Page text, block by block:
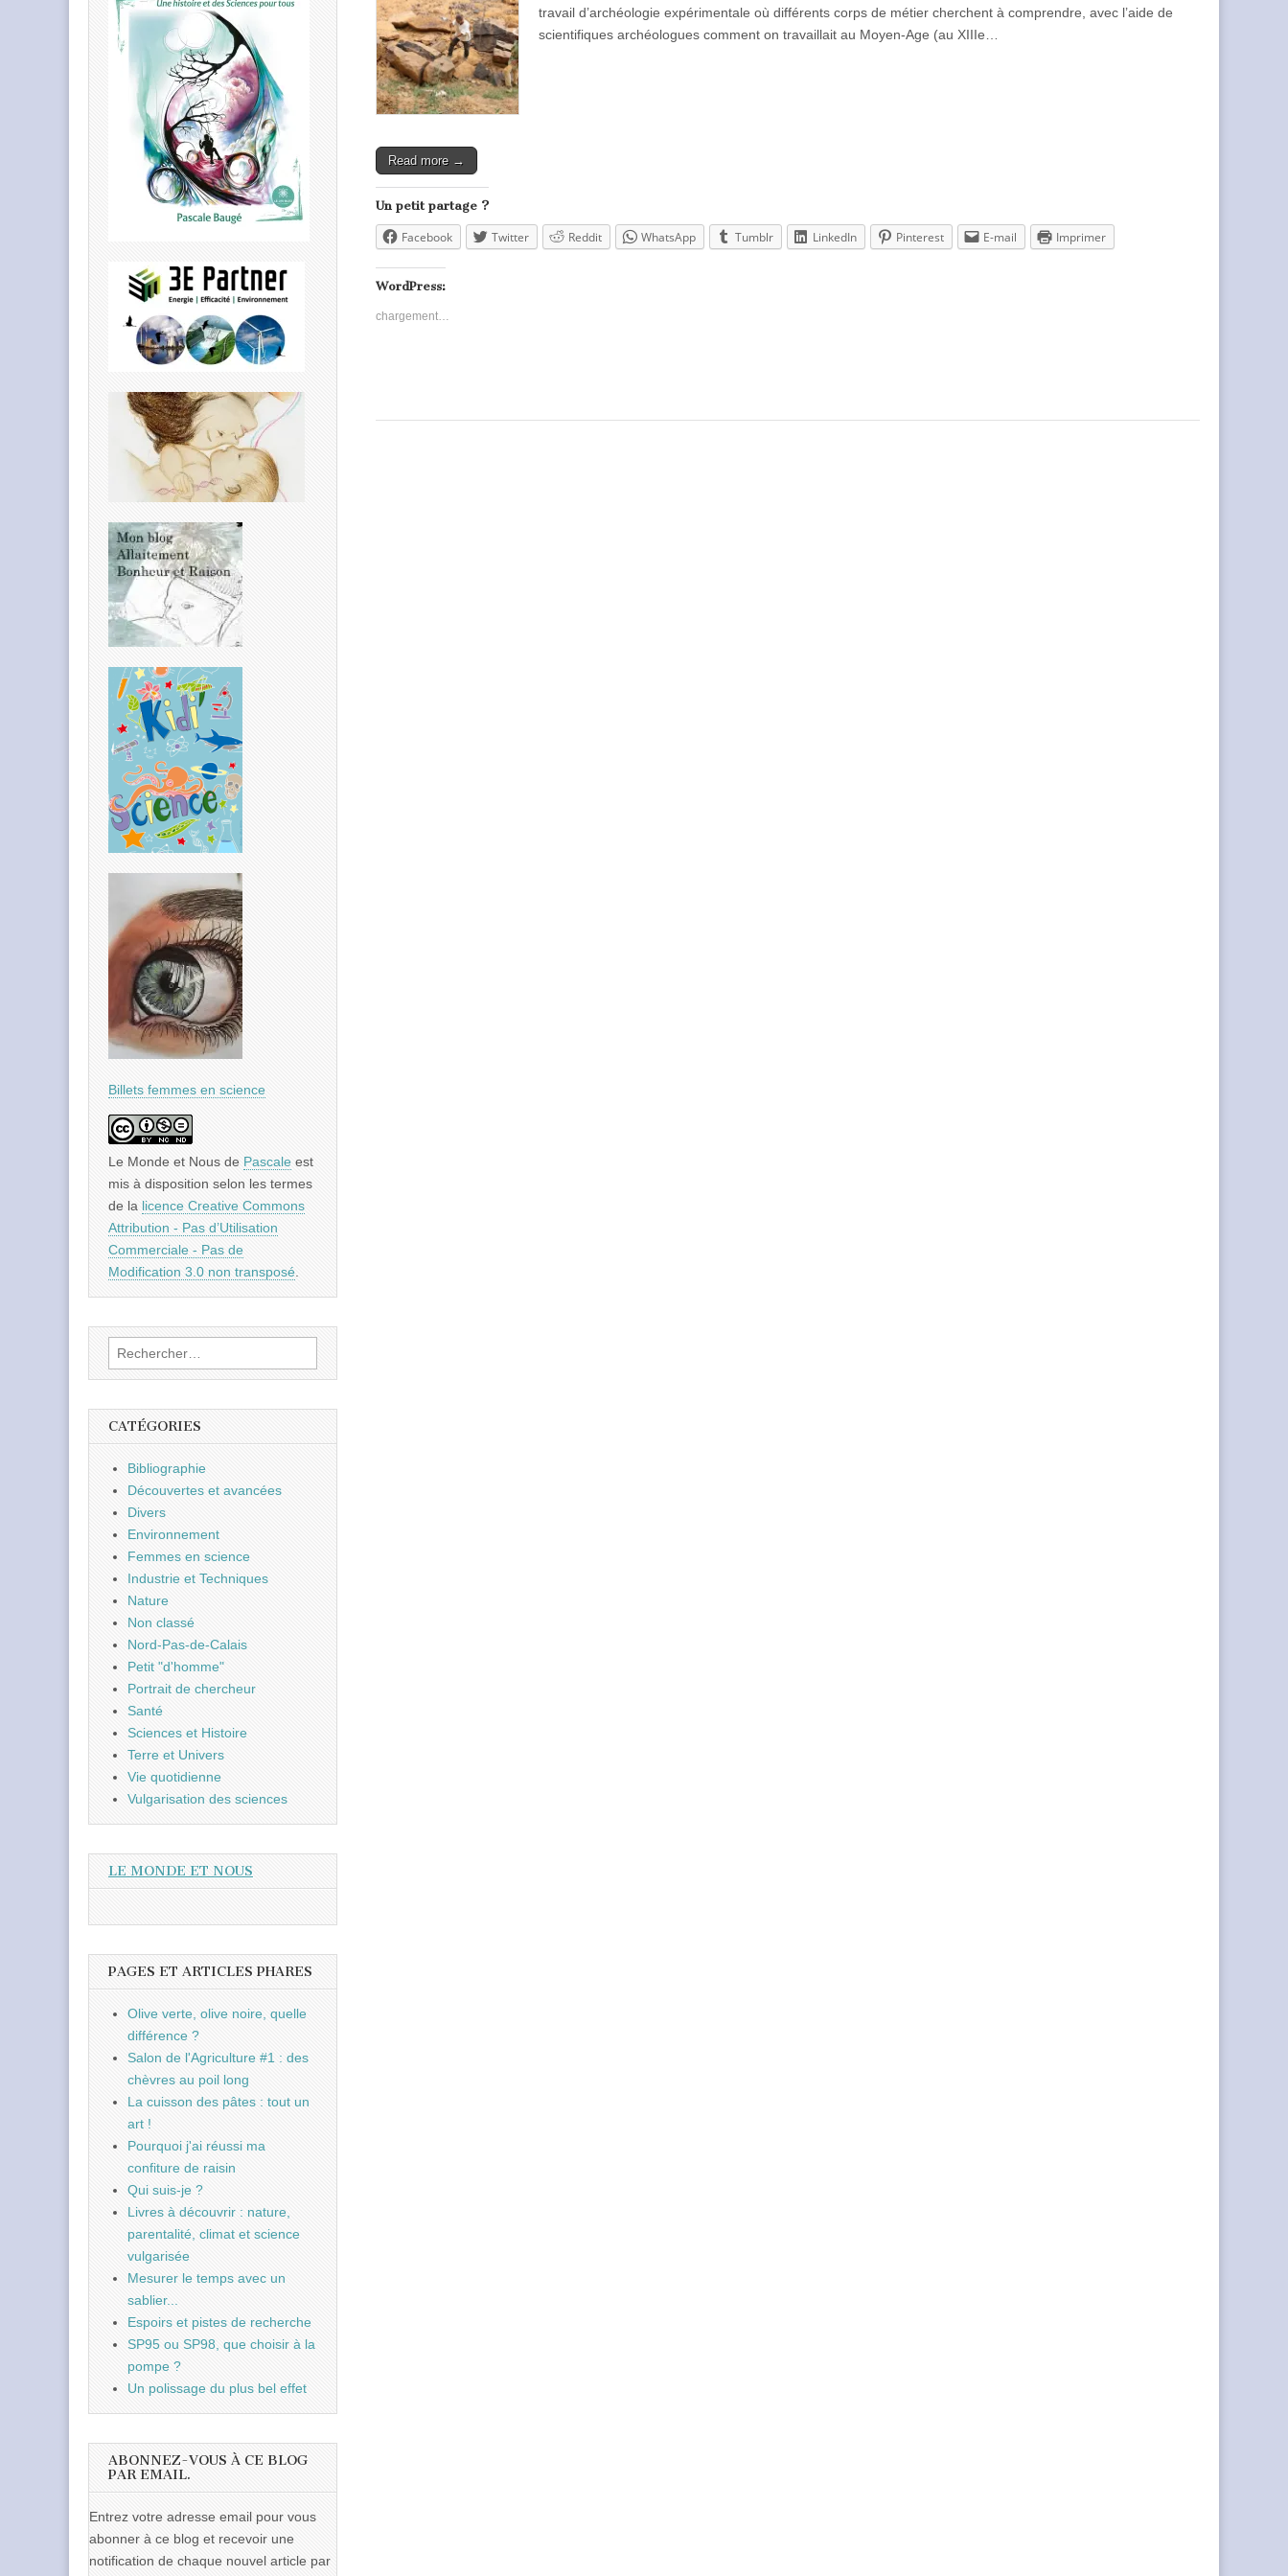
travail d’archéologie expérimentale où différents corps de métier cherchent à comprendre, avec l’aide de
scientifiques archéologues comment on travaillait au Moyen-Age (au XIIIe…
Read more →
Un petit partage ?
Facebook Twitter Reddit WhatsApp Tumblr LinkedIn Pinterest E-mail Imprimer
WordPress:
chargement…
Billets femmes en science
Le Monde et Nous de Pascale est
mis à disposition selon les termes
de la licence Creative Commons
Attribution - Pas d’Utilisation
Commerciale - Pas de
Modification 3.0 non transposé.
Rechercher :
CATÉGORIES
Bibliographie
Découvertes et avancées
Divers
Environnement
Femmes en science
Industrie et Techniques
Nature
Non classé
Nord-Pas-de-Calais
Petit "d'homme"
Portrait de chercheur
Santé
Sciences et Histoire
Terre et Univers
Vie quotidienne
Vulgarisation des sciences
LE MONDE ET NOUS
PAGES ET ARTICLES PHARES
Olive verte, olive noire, quelle
différence ?
Salon de l'Agriculture #1 : des
chèvres au poil long
La cuisson des pâtes : tout un
art !
Pourquoi j'ai réussi ma
confiture de raisin
Qui suis-je ?
Livres à découvrir : nature,
parentalité, climat et science
vulgarisée
Mesurer le temps avec un
sablier...
Espoirs et pistes de recherche
SP95 ou SP98, que choisir à la
pompe ?
Un polissage du plus bel effet
ABONNEZ-VOUS À CE BLOG
PAR EMAIL.
Entrez votre adresse email pour vous
abonner à ce blog et recevoir une
notification de chaque nouvel article par